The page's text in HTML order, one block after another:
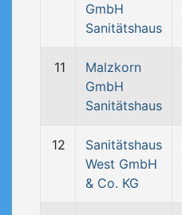
GmbH
Sanitätshaus
11
Malzkorn
GmbH
Sanitätshaus
12
Sanitätshaus
West GmbH
& Co. KG